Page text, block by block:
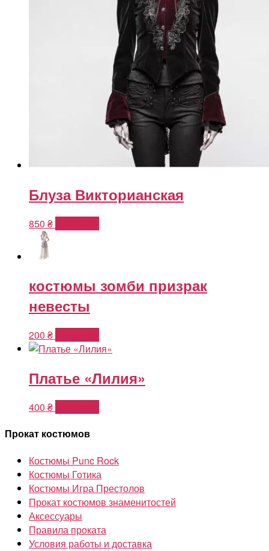
Блуза Викторианская
850 ₴
костюмы зомби призрак
невесты
200 ₴
Платье «Лилия»
400 ₴
Прокат костюмов
Костюмы Punc Rock
Костюмы Готика
Костюмы Игра Престолов
Прокат костюмов знаменитостей
Аксессуары
Правила проката
Условия работы и доставка